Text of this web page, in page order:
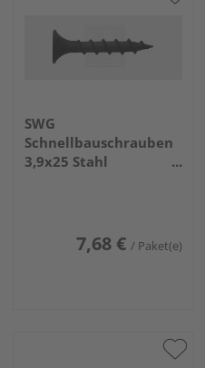
SWG
Schnellbauschrauben
3,9x25 Stahl
7,68 € / Paket(e)